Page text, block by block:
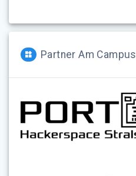
Partner Am Campus